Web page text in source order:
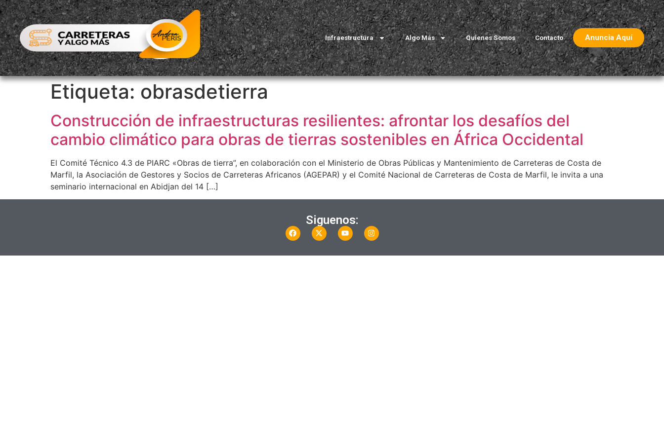
Anuncia Aquí
Infraestructura Algo Más Quienes Somos Contacto
Etiqueta: obrasdetierra
Construcción de infraestructuras resilientes: afrontar los desafíos del
cambio climático para obras de tierras sostenibles en África Occidental
El Comité Técnico 4.3 de PIARC «Obras de tierra”, en colaboración con el Ministerio de Obras Públicas y Mantenimiento de Carreteras de Costa de
Marfil, la Asociación de Gestores y Socios de Carreteras Africanos (AGEPAR) y el Comité Nacional de Carreteras de Costa de Marfil, le invita a una
seminario internacional en Abidjan del 14 […]
Siguenos: